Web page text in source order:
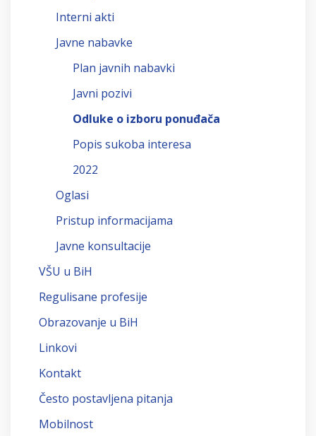
Interni akti
Javne nabavke
Plan javnih nabavki
Javni pozivi
Odluke o izboru ponuđača
Popis sukoba interesa
2022
Oglasi
Pristup informacijama
Javne konsultacije
VŠU u BiH
Regulisane profesije
Obrazovanje u BiH
Linkovi
Kontakt
Često postavljena pitanja
Mobilnost